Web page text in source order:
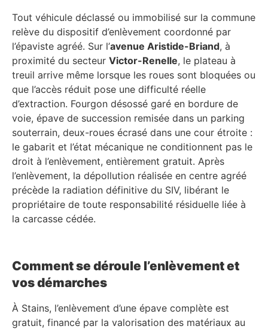
Tout véhicule déclassé ou immobilisé sur la commune
relève du dispositif d’enlèvement coordonné par
l’épaviste agréé. Sur l’avenue Aristide-Briand, à
proximité du secteur Victor-Renelle, le plateau à
treuil arrive même lorsque les roues sont bloquées ou
que l’accès réduit pose une difficulté réelle
d’extraction. Fourgon désossé garé en bordure de
voie, épave de succession remisée dans un parking
souterrain, deux-roues écrasé dans une cour étroite :
le gabarit et l’état mécanique ne conditionnent pas le
droit à l’enlèvement, entièrement gratuit. Après
l’enlèvement, la dépollution réalisée en centre agréé
précède la radiation définitive du SIV, libérant le
propriétaire de toute responsabilité résiduelle liée à
la carcasse cédée.
Comment se déroule l’enlèvement et
vos démarches
À Stains, l’enlèvement d’une épave complète est
gratuit, financé par la valorisation des matériaux au